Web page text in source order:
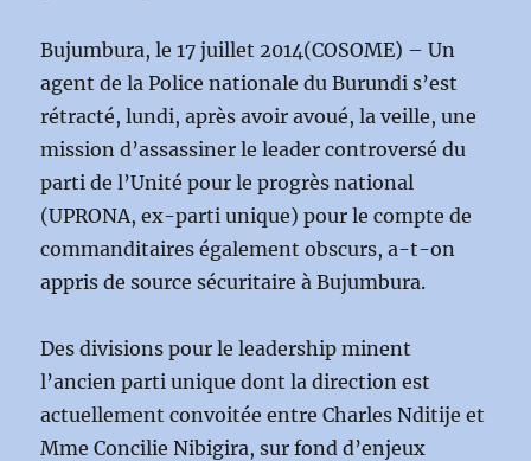
Bujumbura, le 17 juillet 2014(COSOME) – Un
agent de la Police nationale du Burundi s’est
rétracté, lundi, après avoir avoué, la veille, une
mission d’assassiner le leader controversé du
parti de l’Unité pour le progrès national
(UPRONA, ex-parti unique) pour le compte de
commanditaires également obscurs, a-t-on
appris de source sécuritaire à Bujumbura.
Des divisions pour le leadership minent
l’ancien parti unique dont la direction est
actuellement convoitée entre Charles Nditije et
Mme Concilie Nibigira, sur fond d’enjeux